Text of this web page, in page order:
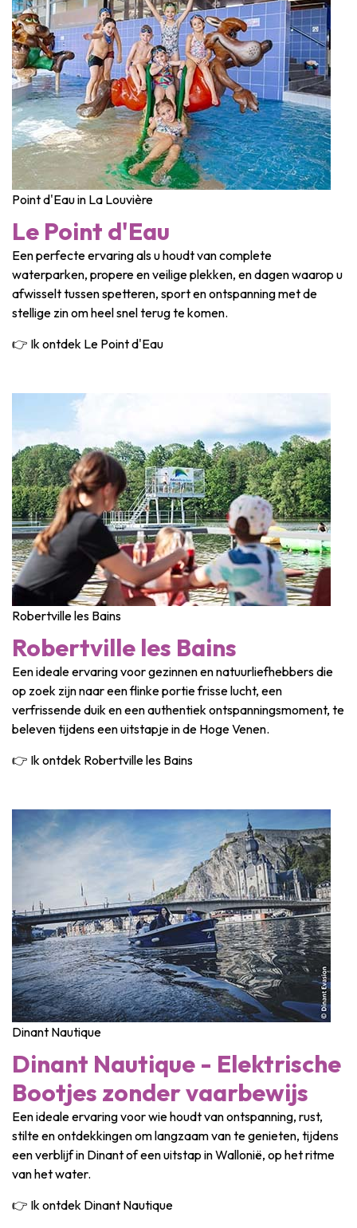
Point d'Eau in La Louvière
Le Point d'Eau
Een perfecte ervaring als u houdt van complete
waterparken, propere en veilige plekken, en dagen waarop u
afwisselt tussen spetteren, sport en ontspanning met de
stellige zin om heel snel terug te komen.
👉 Ik ontdek Le Point d'Eau
Robertville les Bains
Robertville les Bains
Een ideale ervaring voor gezinnen en natuurliefhebbers die
op zoek zijn naar een flinke portie frisse lucht, een
verfrissende duik en een authentiek ontspanningsmoment, te
beleven tijdens een uitstapje in de Hoge Venen.
👉 Ik ontdek Robertville les Bains
Dinant Nautique
Dinant Nautique - Elektrische
Bootjes zonder vaarbewijs
Een ideale ervaring voor wie houdt van ontspanning, rust,
stilte en ontdekkingen om langzaam van te genieten, tijdens
een verblijf in Dinant of een uitstap in Wallonië, op het ritme
van het water.
👉 Ik ontdek Dinant Nautique